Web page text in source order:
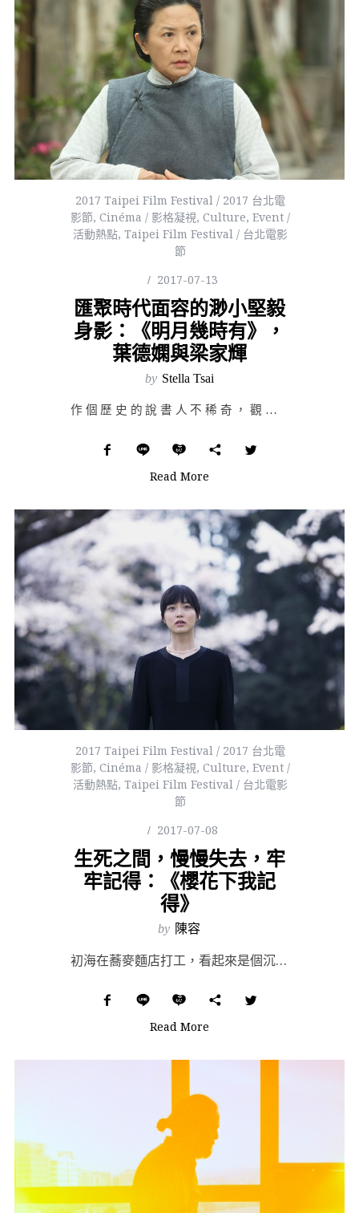
2017 Taipei Film Festival / 2017 台北電
影節,Cinéma / 影格凝視,Culture,Event /
活動熱點,Taipei Film Festival / 台北電影
節
2017-07-13
匯聚時代面容的渺小堅毅
身影：《明月幾時有》，
葉德嫻與梁家輝
by Stella Tsai
作個歷史的說書人不稀奇，觀點才是難題，然而細數導演許鞍華的作品，無論以哪個時代為背景，她的故事總有濃…
Read More
2017 Taipei Film Festival / 2017 台北電
影節,Cinéma / 影格凝視,Culture,Event /
活動熱點,Taipei Film Festival / 台北電影
節
2017-07-08
生死之間，慢慢失去，牢
牢記得：《櫻花下我記
得》
by 陳容
初海在蕎麥麵店打工，看起來是個沉著的年輕女孩，眉宇含著笑，卻又顯得勉強。盛夏即將到來，太陽艷美，煙火...
Read More